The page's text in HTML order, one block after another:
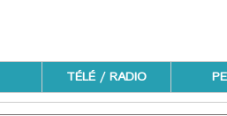
TÉLÉ / RADIO